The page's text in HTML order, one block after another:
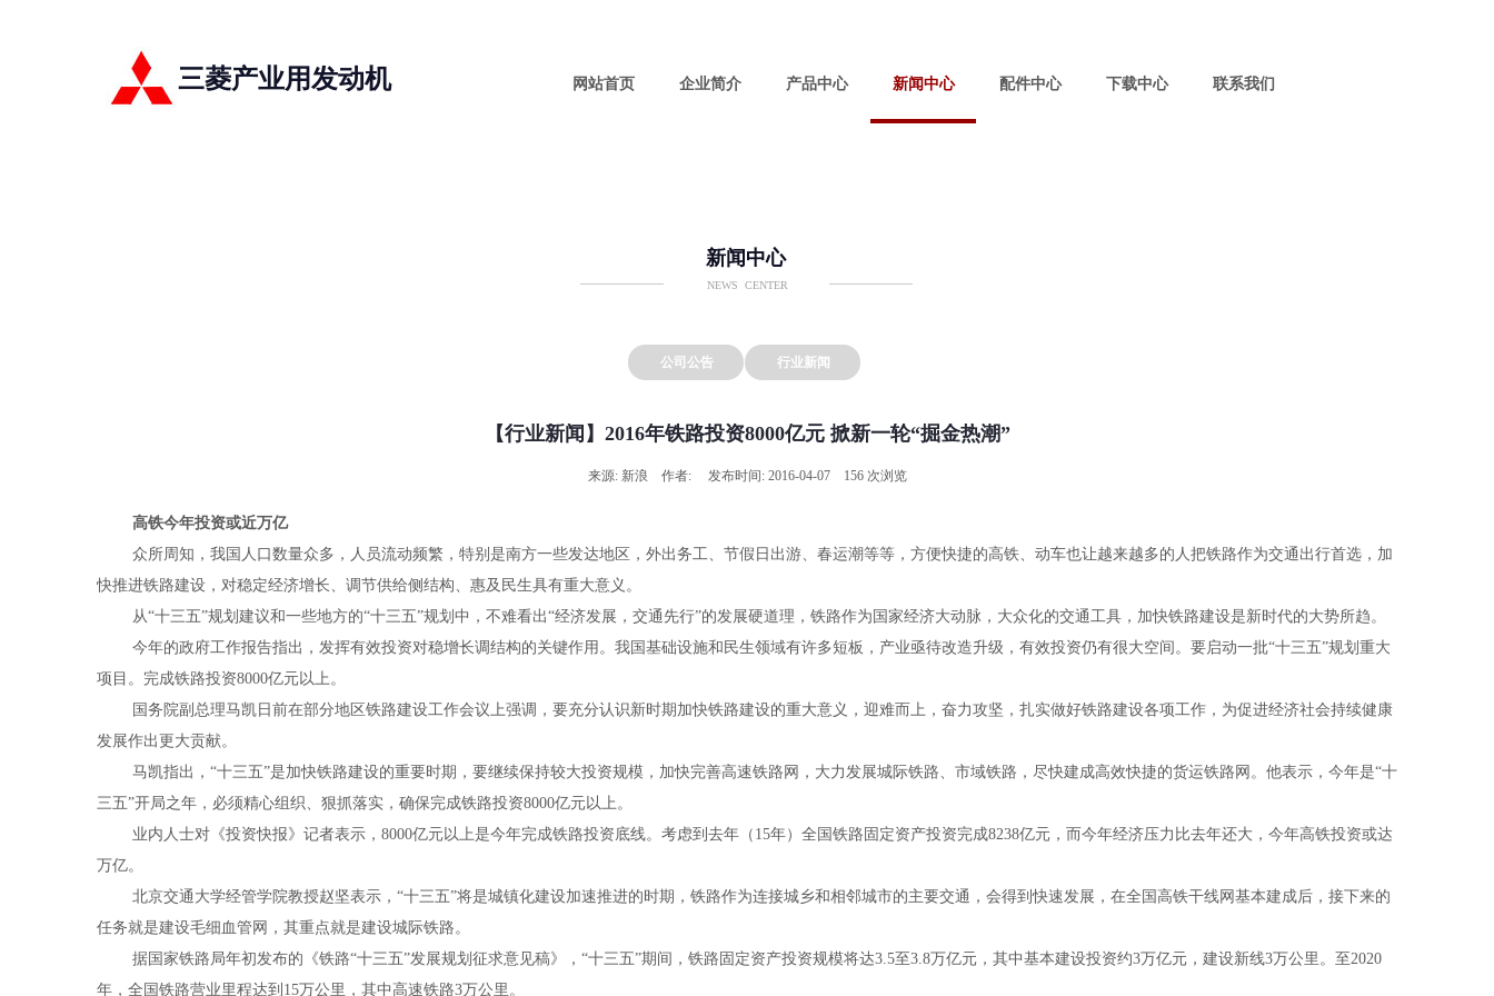
NEWS CENTER
新闻中心
网站首页 企业简介 产品中心 新闻中心 配件中心 下载中心 联系我们
三菱产业用发动机
公司公告 行业新闻
【行业新闻】2016年铁路投资8000亿元 掀新一轮“掘金热潮”
来源: 新浪 作者: 发布时间: 2016-04-07 156 次浏览
高铁今年投资或近万亿
众所周知，我国人口数量众多，人员流动频繁，特别是南方一些发达地区，外出务工、节假日出游、春运潮等等，方便快捷的高铁、动车也让越来越多的人把铁路作为交通出行首选，加
快推进铁路建设，对稳定经济增长、调节供给侧结构、惠及民生具有重大意义。
从“十三五”规划建议和一些地方的“十三五”规划中，不难看出“经济发展，交通先行”的发展硬道理，铁路作为国家经济大动脉，大众化的交通工具，加快铁路建设是新时代的大势所趋。
今年的政府工作报告指出，发挥有效投资对稳增长调结构的关键作用。我国基础设施和民生领域有许多短板，产业亟待改造升级，有效投资仍有很大空间。要启动一批“十三五”规划重大
项目。完成铁路投资8000亿元以上。
国务院副总理马凯日前在部分地区铁路建设工作会议上强调，要充分认识新时期加快铁路建设的重大意义，迎难而上，奋力攻坚，扎实做好铁路建设各项工作，为促进经济社会持续健康
发展作出更大贡献。
马凯指出，“十三五”是加快铁路建设的重要时期，要继续保持较大投资规模，加快完善高速铁路网，大力发展城际铁路、市域铁路，尽快建成高效快捷的货运铁路网。他表示，今年是“十
三五”开局之年，必须精心组织、狠抓落实，确保完成铁路投资8000亿元以上。
业内人士对《投资快报》记者表示， 8000亿元以上是今年完成铁路投资底线。考虑到去年（ 15年）全国铁路固定资产投资完成8238亿元，而今年经济压力比去年还大，今年高铁投资或达
万亿。
北京交通大学经管学院教授赵坚表示，“十三五”将是城镇化建设加速推进的时期，铁路作为连接城乡和相邻城市的主要交通，会得到快速发展，在全国高铁干线网基本建成后，接下来的
任务就是建设毛细血管网，其重点就是建设城际铁路。
据国家铁路局年初发布的《铁路“十三五”发展规划征求意见稿》，“十三五”期间，铁路固定资产投资规模将达3.5至3.8万亿元，其中基本建设投资约3万亿元，建设新线3万公里。至2020
年，全国铁路营业里程达到 15万公里，其中高速铁路3万公里。